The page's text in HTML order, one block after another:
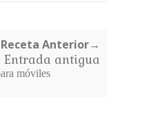
Receta Anterior→
Entrada antigua
móviles